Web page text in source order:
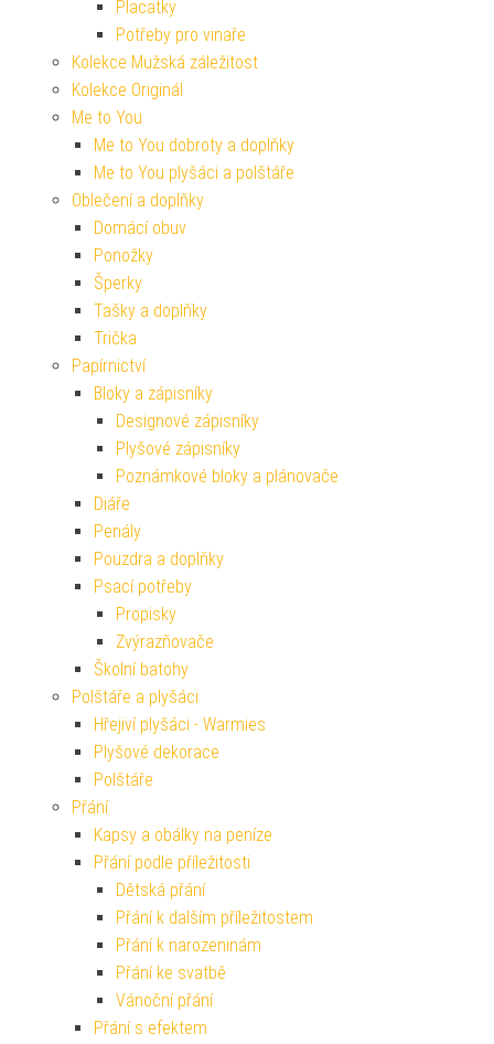
Placatky
Potřeby pro vinaře
Kolekce Mužská záležitost
Kolekce Originál
Me to You
Me to You dobroty a doplňky
Me to You plyšáci a polštáře
Oblečení a doplňky
Domácí obuv
Ponožky
Šperky
Tašky a doplňky
Trička
Papírnictví
Bloky a zápisníky
Designové zápisníky
Plyšové zápisníky
Poznámkové bloky a plánovače
Diáře
Penály
Pouzdra a doplňky
Psací potřeby
Propisky
Zvýrazňovače
Školní batohy
Polštáře a plyšáci
Hřejiví plyšáci - Warmies
Plyšové dekorace
Polštáře
Přání
Kapsy a obálky na peníze
Přání podle příležitosti
Dětská přání
Přání k dalším příležitostem
Přání k narozeninám
Přání ke svatbě
Vánoční přání
Přání s efektem